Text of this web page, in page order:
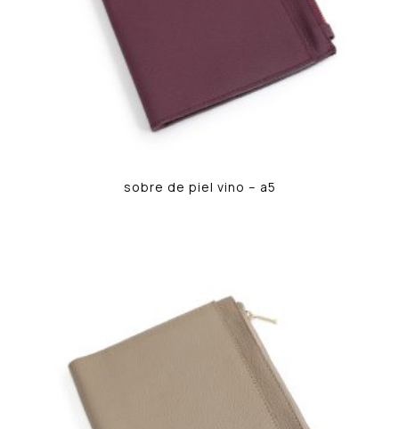
sobre de piel vino – a5